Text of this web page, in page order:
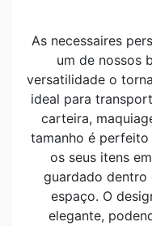
As necessaires
um de nossos
versatilidade o
ideal para
carteira,
tamanho é
os seus itens
guardado dentro
espaço. O
elegante,